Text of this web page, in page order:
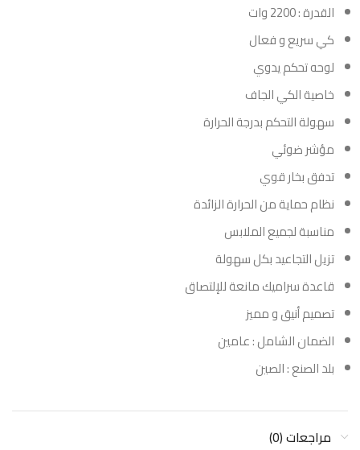
القدرة : 2200 وات
كي سريع و فعال
لوحه تحكم يدوي
خاصية الكي الجاف
سهولة التحكم بدرجة الحرارة
مؤشر ضوئي
تدفق بخار قوي
نظام حماية من الحرارة الزائدة
مناسبة لجميع الملابس
تزيل التجاعيد بكل سهولة
قاعدة سراميك مانعة للإلتصاق
تصميم أنيق و مميز
الضمان الشامل : عامين
بلد الصنع : الصين
مراجعات (0)